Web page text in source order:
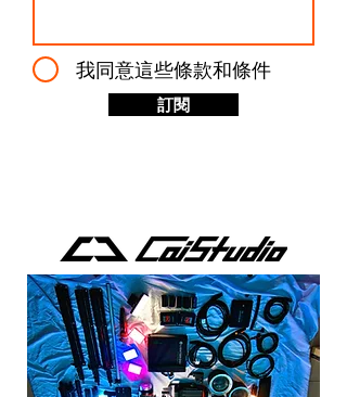
我同意這些條款和條件
訂閱